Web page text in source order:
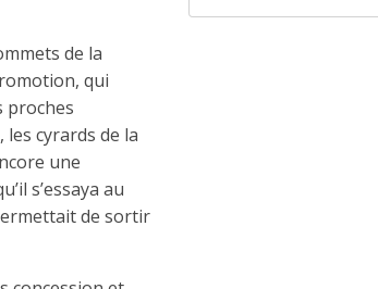
de la
qui
proches
cyrards de la
une
s’essaya au
de sortir